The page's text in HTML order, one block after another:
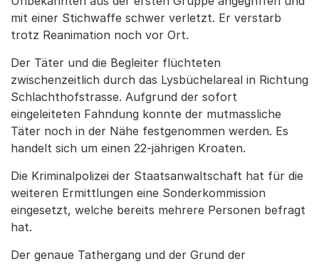
mit einer Stichwaffe schwer verletzt. Er verstarb
trotz Reanimation noch vor Ort.
Der Täter und die Begleiter flüchteten
zwischenzeitlich durch das Lysbüchelareal in Richtung
Schlachthofstrasse. Aufgrund der sofort
eingeleiteten Fahndung konnte der mutmassliche
Täter noch in der Nähe festgenommen werden. Es
handelt sich um einen 22-jährigen Kroaten.
Die Kriminalpolizei der Staatsanwaltschaft hat für die
weiteren Ermittlungen eine Sonderkommission
eingesetzt, welche bereits mehrere Personen befragt
hat.
Der genaue Tathergang und der Grund der